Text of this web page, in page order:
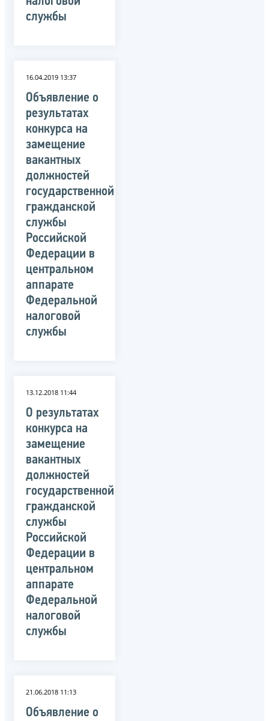
службы
16.04.2019 13:37
Объявление о
результатах
конкурса на
замещение
вакантных
должностей
государственной
гражданской
службы
Российской
Федерации в
центральном
аппарате
Федеральной
налоговой
службы
13.12.2018 11:44
О результатах
конкурса на
замещение
вакантных
должностей
государственной
гражданской
службы
Российской
Федерации в
центральном
аппарате
Федеральной
налоговой
службы
21.06.2018 11:13
Объявление о